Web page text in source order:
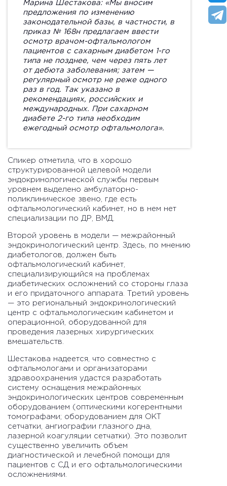
Марина Шестакова:«Мы вносим
предложения по изменению
законодательной базы, в частности, в
приказ № 168н предлагаем ввести
осмотр врачом-офтальмологом
пациентов с сахарным диабетом 1-го
типа не позднее, чем через пять лет
от дебюта заболевания; затем —
регулярный осмотр не реже одного
раз в год. Так указано в
рекомендациях, российских и
международных. При сахарном
диабете 2-го типа необходим
ежегодный осмотр офтальмолога».
Спикер отметила, что в хорошо
структурированной целевой модели
эндокринологической службы первым
уровнем выделено амбулаторно-
поликлиническое звено, где есть
офтальмологический кабинет, но в нем нет
специализации по ДР, ВМД.
Второй уровень в модели — межрайонный
эндокринологический центр. Здесь, по мнению
диабетологов, должен быть
офтальмологический кабинет,
специализирующийся на проблемах
диабетических осложнений со стороны глаза
и его придаточного аппарата. Третий уровень
— это региональный эндокринологический
центр с офтальмологическим кабинетом и
операционной, оборудованной для
проведения лазерных хирургических
вмешательств.
Шестакова надеется, что совместно с
офтальмологами и организаторами
здравоохранения удастся разработать
систему оснащения межрайонных
эндокринологических центров современным
оборудованием (оптическими когерентными
томографами; оборудованием для ОКТ
сетчатки, ангиографии глазного дна,
лазерной коагуляции сетчатки). Это позволит
существенно увеличить объем
диагностической и лечебной помощи для
пациентов с СД и его офтальмологическими
осложнениями.